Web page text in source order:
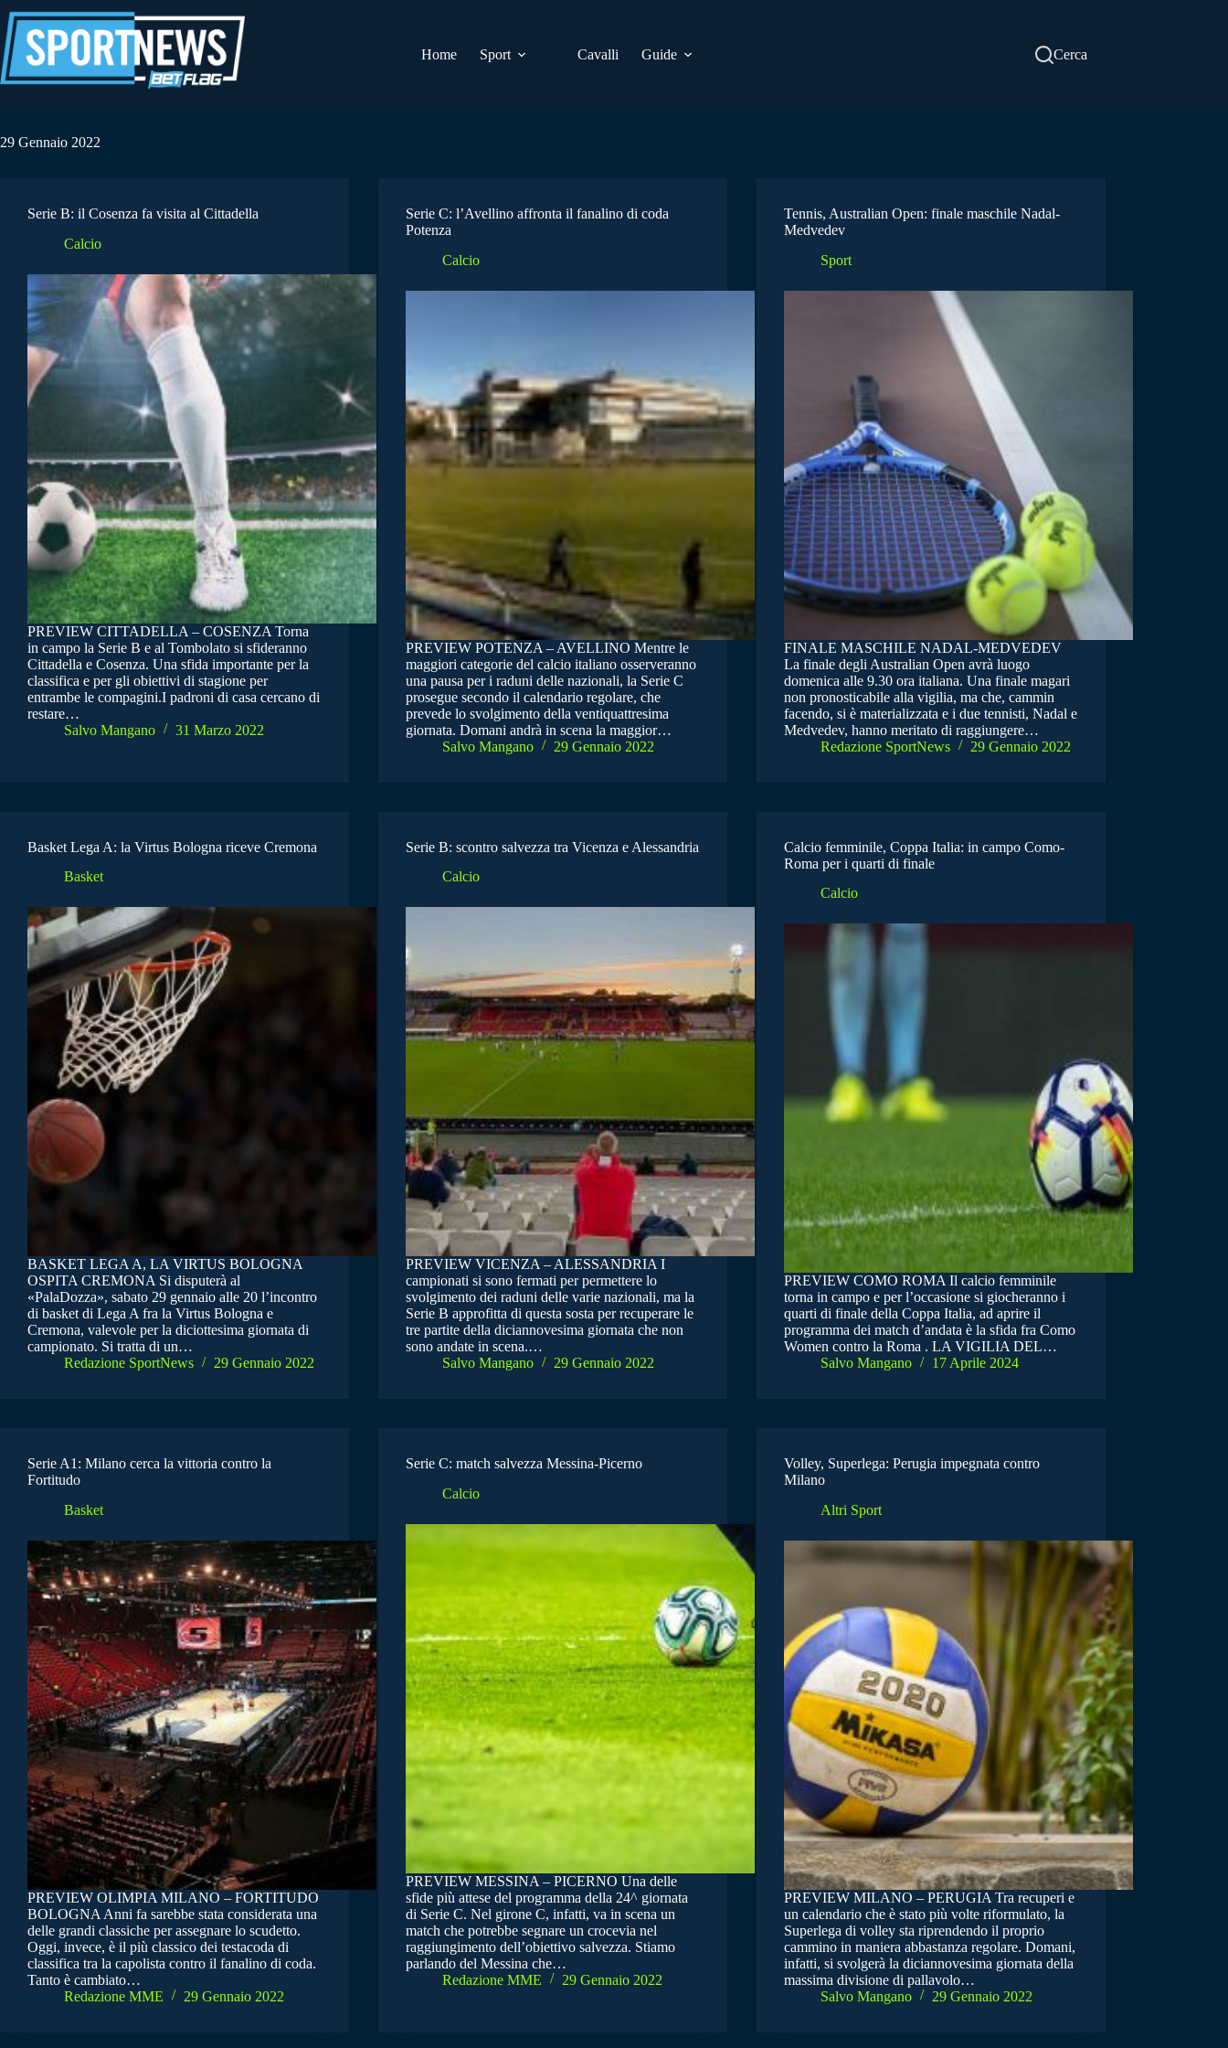
al
contenuto
Home
Sport Cavalli Guide Cerca
29 Gennaio 2022
Serie B: il Cosenza fa visita al Cittadella
Calcio
PREVIEW CITTADELLA – COSENZA Torna
in campo la Serie B e al Tombolato si sfideranno
Cittadella e Cosenza. Una sfida importante per la
classifica e per gli obiettivi di stagione per
entrambe le compagini.I padroni di casa cercano di
restare…
Salvo Mangano
31 Marzo 2022
Serie C: l’Avellino affronta il fanalino di coda
Potenza
Calcio
PREVIEW POTENZA – AVELLINO Mentre le
maggiori categorie del calcio italiano osserveranno
una pausa per i raduni delle nazionali, la Serie C
prosegue secondo il calendario regolare, che
prevede lo svolgimento della ventiquattresima
giornata. Domani andrà in scena la maggior…
Salvo Mangano
29 Gennaio 2022
Tennis, Australian Open: finale maschile Nadal-
Medvedev
Sport
FINALE MASCHILE NADAL-MEDVEDEV
La finale degli Australian Open avrà luogo
domenica alle 9.30 ora italiana. Una finale magari
non pronosticabile alla vigilia, ma che, cammin
facendo, si è materializzata e i due tennisti, Nadal e
Medvedev, hanno meritato di raggiungere…
Redazione SportNews
29 Gennaio 2022
Basket Lega A: la Virtus Bologna riceve Cremona
Basket
BASKET LEGA A, LA VIRTUS BOLOGNA
OSPITA CREMONA Si disputerà al
«PalaDozza», sabato 29 gennaio alle 20 l’incontro
di basket di Lega A fra la Virtus Bologna e
Cremona, valevole per la diciottesima giornata di
campionato. Si tratta di un…
Redazione SportNews
29 Gennaio 2022
Serie B: scontro salvezza tra Vicenza e Alessandria
Calcio
PREVIEW VICENZA – ALESSANDRIA I
campionati si sono fermati per permettere lo
svolgimento dei raduni delle varie nazionali, ma la
Serie B approfitta di questa sosta per recuperare le
tre partite della diciannovesima giornata che non
sono andate in scena.…
Salvo Mangano
29 Gennaio 2022
Calcio femminile, Coppa Italia: in campo Como-
Roma per i quarti di finale
Calcio
PREVIEW COMO ROMA Il calcio femminile
torna in campo e per l’occasione si giocheranno i
quarti di finale della Coppa Italia, ad aprire il
programma dei match d’andata è la sfida fra Como
Women contro la Roma . LA VIGILIA DEL…
Salvo Mangano
17 Aprile 2024
Serie A1: Milano cerca la vittoria contro la
Fortitudo
Basket
PREVIEW OLIMPIA MILANO – FORTITUDO
BOLOGNA Anni fa sarebbe stata considerata una
delle grandi classiche per assegnare lo scudetto.
Oggi, invece, è il più classico dei testacoda di
classifica tra la capolista contro il fanalino di coda.
Tanto è cambiato…
Redazione MME
29 Gennaio 2022
Serie C: match salvezza Messina-Picerno
Calcio
PREVIEW MESSINA – PICERNO Una delle
sfide più attese del programma della 24^ giornata
di Serie C. Nel girone C, infatti, va in scena un
match che potrebbe segnare un crocevia nel
raggiungimento dell’obiettivo salvezza. Stiamo
parlando del Messina che…
Redazione MME
29 Gennaio 2022
Volley, Superlega: Perugia impegnata contro
Milano
Altri Sport
PREVIEW MILANO – PERUGIA Tra recuperi e
un calendario che è stato più volte riformulato, la
Superlega di volley sta riprendendo il proprio
cammino in maniera abbastanza regolare. Domani,
infatti, si svolgerà la diciannovesima giornata della
massima divisione di pallavolo…
Salvo Mangano
29 Gennaio 2022